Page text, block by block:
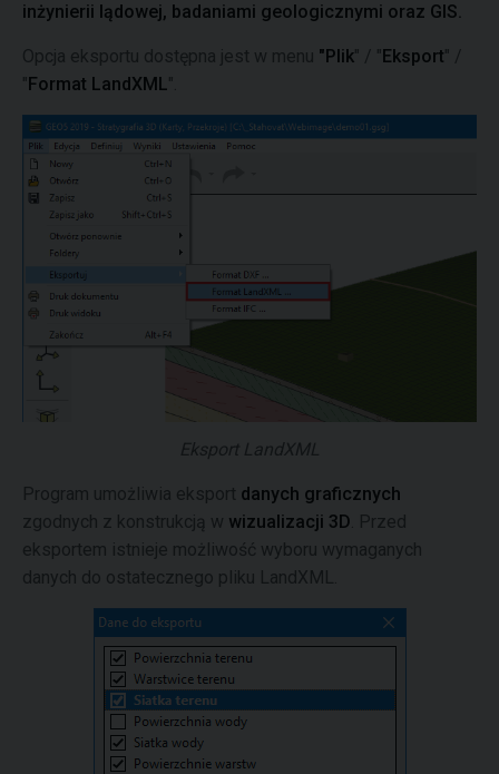
inżynierii lądowej, badaniami geologicznymi oraz GIS.
Opcja eksportu dostępna jest w menu "Plik" / "Eksport" /
"Format LandXML".
Eksport LandXML
Program umożliwia eksport danych graficznych
zgodnych z konstrukcją w wizualizacji 3D . Przed
eksportem istnieje możliwość wyboru wymaganych
danych do ostatecznego pliku LandXML.